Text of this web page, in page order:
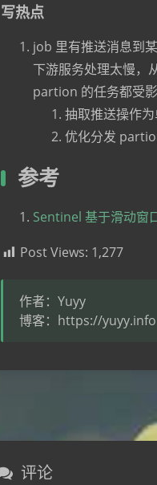
写热点
job 里有推送消息到
下游服务处理太慢，
partion 的任务都受影
抽取推送操作
优化分发
参考
Sentinel 基于滑动窗
Post Views: 1,277
作者：Yuyy
博客：https://yuyy.info
评论